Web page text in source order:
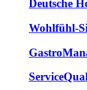
Deutsche
Wohlfühl-